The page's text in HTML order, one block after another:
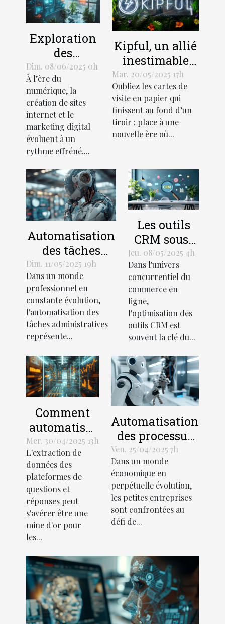
Exploration
des
tendances
actuelles en
matière de
création de
sites
internet et
marketing
digital
Dim. 08/06/2025 0h
À l’ère du
numérique, la
création de sites
internet et le
marketing digital
évoluent à un
rythme effréné....
Kipful, un allié
inestimable
pour présenter
une carte de
visite
numérique
professionnelle
Mar. 20/05/2025 17h
Oubliez les cartes de
visite en papier qui
finissent au fond d’un
tiroir : place à une
nouvelle ère où...
Automatisation
des tâches
administratives
gains de
productivité et
outils clés
Dim. 11/05/2025 19h
Dans un monde
professionnel en
constante évolution,
l'automatisation des
tâches administratives
représente...
Les outils
CRM sous-
utilisés qui
peuvent
transformer
business en
ligne
Jeu. 08/05/2025 4h
Dans l'univers
concurrentiel du
commerce en
ligne,
l'optimisation des
outils CRM est
souvent la clé du...
Comment
automatiser
l'extraction
de données
de
plateformes
de Q&R pour
booster la
productivité
Mer. 30/04/2025 13h
L'extraction de
données des
plateformes de
questions et
réponses peut
s'avérer être une
mine d'or pour
les...
Automatisation
des processus
métiers pour
petites
entreprises les
outils clés
Ven. 25/04/2025 7h
Dans un monde
économique en
perpétuelle évolution,
les petites entreprises
sont confrontées au
défi de...